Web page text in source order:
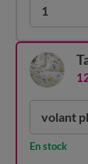
1
volant
En stock